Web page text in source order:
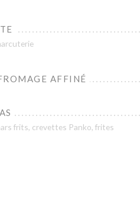
AFFINÉ
frits, crevettes Panko, frites